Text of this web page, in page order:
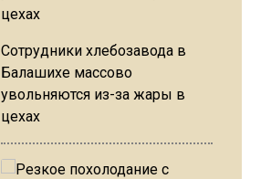
Сотрудники хлебозавода в
Балашихе массово
увольняются из-за жары в
цехах